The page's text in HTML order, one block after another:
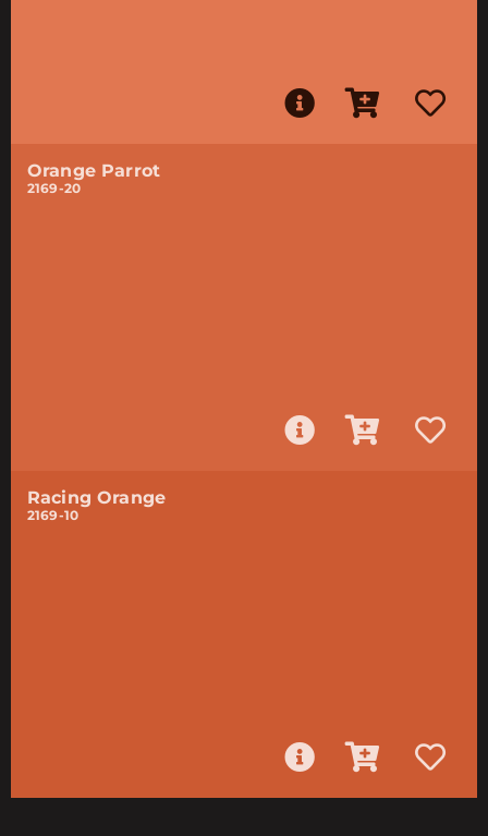
Orange Parrot
2169-20
Racing Orange
2169-10